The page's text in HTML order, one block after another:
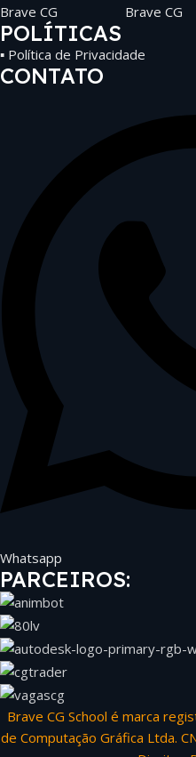
Brave CG
Brave CG
POLÍTICAS
▪ Política de Privacidade
CONTATO
Whatsapp
PARCEIROS:
Brave CG School é marca
de Computação Gráfica Ltda.